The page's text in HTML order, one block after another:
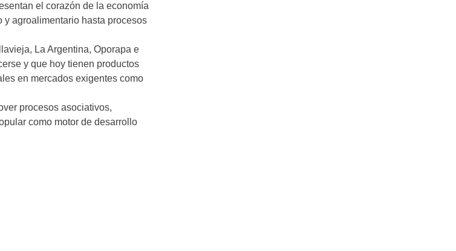
el corazón de la economía
y agroalimentario hasta procesos
La Argentina, Oporapa e
y que hoy tienen productos
en mercados exigentes como
procesos asociativos,
como motor de desarrollo